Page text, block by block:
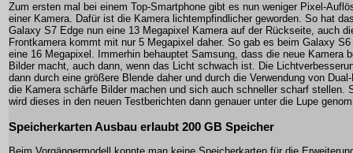
Zum ersten mal bei einem Top-Smartphone gibt es nun weniger Pixel-
einer Kamera. Dafür ist die Kamera lichtempfindlicher geworden. So hat
Galaxy S7 Edge nun eine 13 Megapixel Kamera auf der Rückseite, auch
Frontkamera kommt mit nur 5 Megapixel daher. So gab es beim Galaxy
eine 16 Megapixel. Immerhin behauptet Samsung, dass die neue Kamera
Bilder macht, auch dann, wenn das Licht schwach ist. Die
dann durch eine größere Blende daher und durch die Verwendung von
die Kamera schärfe Bilder machen und sich auch schneller scharf stellen.
wird dieses in den neuen Testberichten dann genauer unter die Lupe
Speicherkarten Ausbau erlaubt 200 GB Speicher